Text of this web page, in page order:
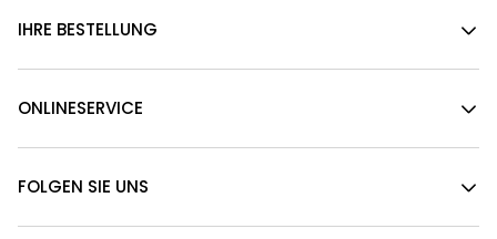
IHRE BESTELLUNG
ONLINESERVICE
FOLGEN SIE UNS